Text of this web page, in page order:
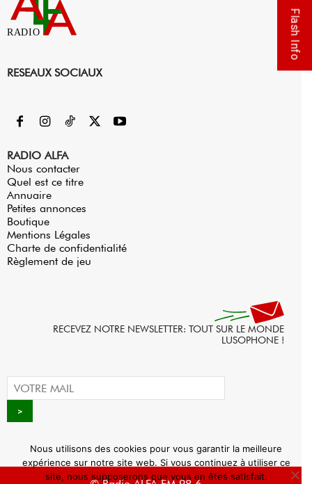
RADIO
RESEAUX SOCIAUX
RADIO ALFA
Nous contacter
Quel est ce titre
Annuaire
Petites annonces
Boutique
Mentions Légales
Charte de confidentialité
Règlement de jeu
RECEVEZ NOTRE NEWSLETTER: TOUT SUR LE MONDE
LUSOPHONE !
Flash Info
Nous utilisons des cookies pour vous garantir la meilleure
expérience sur notre site web. Si vous continuez à utiliser ce
site, nous supposerons que vous en êtes satisfait.